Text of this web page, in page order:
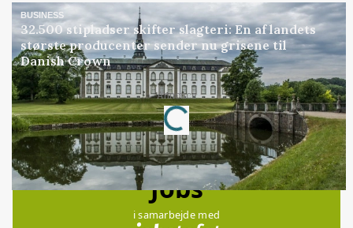
BUSINESS
32.500 stipladser skifter slagteri: En af landets
største producenter sender nu grisene til
Danish Crown
Annonce
Loading...
Jobs
i samarbejde med